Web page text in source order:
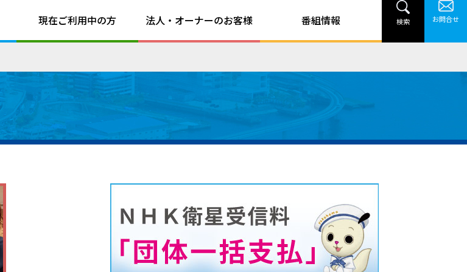
現在ご利用中の方 法人・オーナーのお客様 番組情報 検索 お問合せ